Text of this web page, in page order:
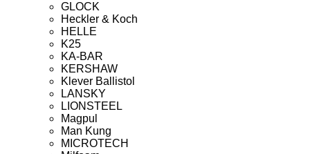
GLOCK
Heckler & Koch
HELLE
K25
KA-BAR
KERSHAW
Klever Ballistol
LANSKY
LIONSTEEL
Magpul
Man Kung
MICROTECH